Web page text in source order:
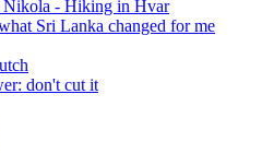
Nikola - Hiking in Hvar
Sri Lanka changed for me
don't cut it